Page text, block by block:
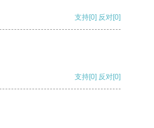
支持[0] 反对[0]
支持[0] 反对[0]